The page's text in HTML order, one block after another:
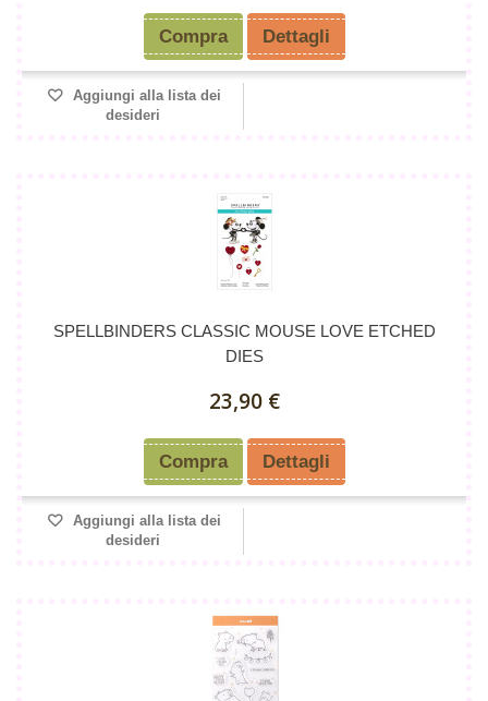
Compra Dettagli
Aggiungi alla lista dei
desideri
SPELLBINDERS CLASSIC MOUSE LOVE ETCHED
DIES
23,90 €
Compra Dettagli
Aggiungi alla lista dei
desideri